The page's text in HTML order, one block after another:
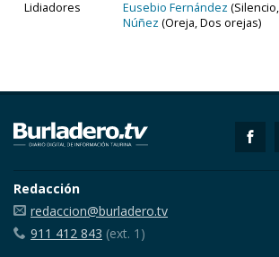
Lidiadores
Eusebio Fernández
Núñez (Oreja, Dos orejas)
Redacción
redaccion@burladero.tv
911 412 843 (ext. 1)